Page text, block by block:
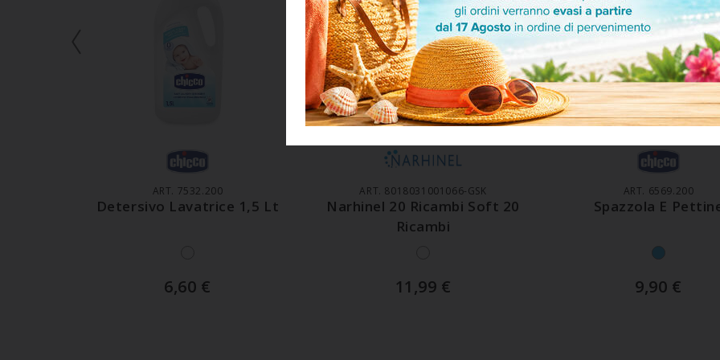
AGGIUNGI AL CARRELLO
ART. 7532.200
Detersivo Lavatrice 1,5 Lt
6,60 €
AGGIUNGI AL CARRELLO
ART. 8018031001066-GSK
Narhinel 20 Ricambi Soft 20
Ricambi
11,99 €
AGGIUNGI AL
ART. 6569.200
Spazzola E
9,90 €